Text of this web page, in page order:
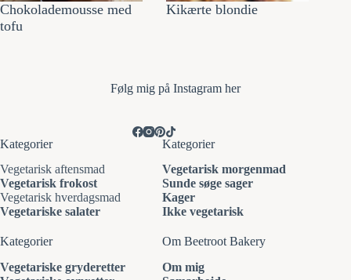
Chokolademousse med
tofu
Kikærte blondie
Følg mig på Instagram her